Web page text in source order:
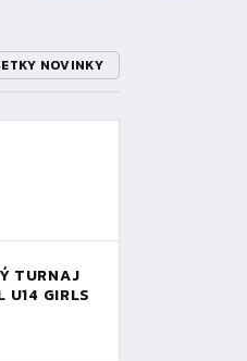
NOVINKY
TURNAJ
U14 GIRLS